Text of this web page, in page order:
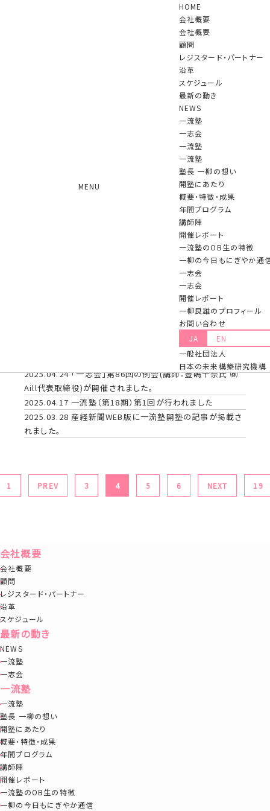
MENU
HOME
会社概要
会社概要
顧問
レジスタード・パートナー
沿革
スケジュール
最新の動き
NEWS
一流塾
一志会
一流塾
一流塾
塾長 一柳の想い
開塾にあたり
概要・特徴・成果
年間プログラム
講師陣
開催レポート
一流塾のOB生の特徴
一柳の今日もにぎやか通
一志会
一志会
開催レポート
一柳良雄のプロフィール
お問い合わせ
JA
EN
一般社団法人
日本の未来構築研究機構
2025年７月15日 一志会特別例会（NTT技術
一流塾（第１8期）第４回合宿が行われました
一柳アソシエイツは会社設立25周年を迎えまし
「一志会」第87回の例会(講師：住田孝之氏 住
友商事㈱専務執行役員)が開催されました。
一流塾（第18期）第3回が行われました
『リーダーよ、アホであれ 一柳良雄の目指す
「日本の未来」と“一流”の仕事術』が６月２５日に発売されま
一流塾卒塾生の組織「一般社団法人 一流塾志
「一粒で3度美味しい一柳さんの会2025」が開
一流塾（第18期）第2回が行われました
2025.04.24 「一志会」第86回の例会(講師：豊嶋千奈氏 ㈱
Aill代表取締役)が開催されました。
2025.04.17 一流塾（第18期）第1回が行われました
2025.03.28 産経新聞WEB版に一流塾開塾の記事が掲載さ
れました。
1 PREV 3 4 5 6 NEXT 19
会社概要
会社概要
顧問
レジスタード・パートナー
沿革
スケジュール
最新の動き
NEWS
一流塾
一志会
一流塾
一流塾
塾長 一柳の想い
開塾にあたり
概要・特徴・成果
年間プログラム
講師陣
開催レポート
一流塾のOB生の特徴
一柳の今日もにぎやか通信